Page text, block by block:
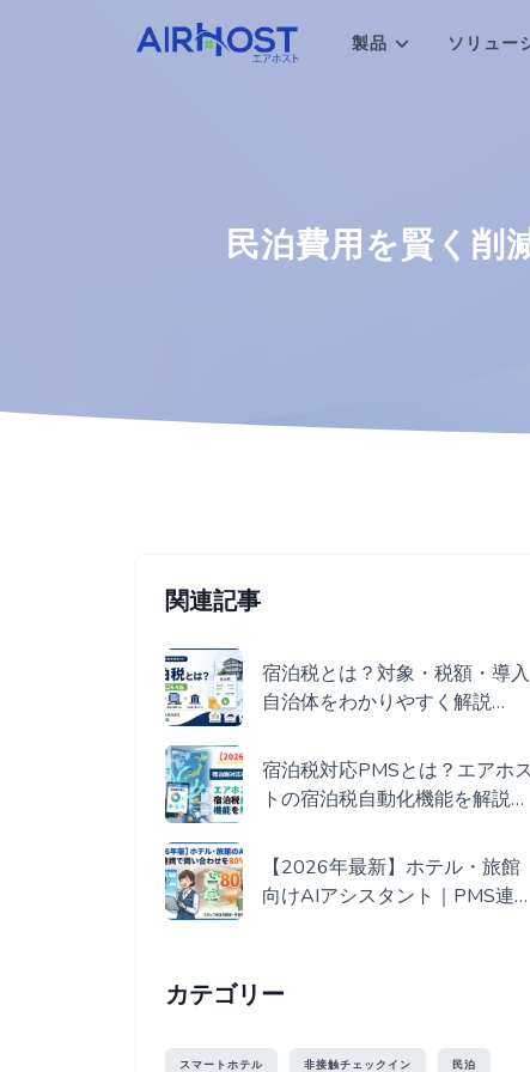
製品 ソリュー
民泊費用を賢く削
関連記事
宿泊税とは？対象・税額・導入
自治体をわかりやすく解説
宿泊税対応PMSとは？エアホス
トの宿泊税自動化機能を解説
【2026年最新】ホテル・旅館
向けAIアシスタント｜PMS連携
カテゴリー
スマートホテル 非接触チェックイン 民泊